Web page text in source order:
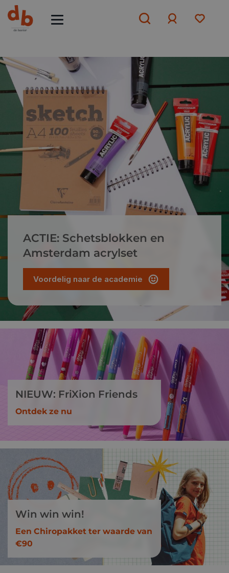
Aanmelden
of aanmelden
ACTIE: Schetsblokken en
Amsterdam acrylset
Voordelig naar de academie
NIEUW: FriXion Friends
Ontdek ze nu
Win win win!
Een Chiropakket ter waarde van
€90